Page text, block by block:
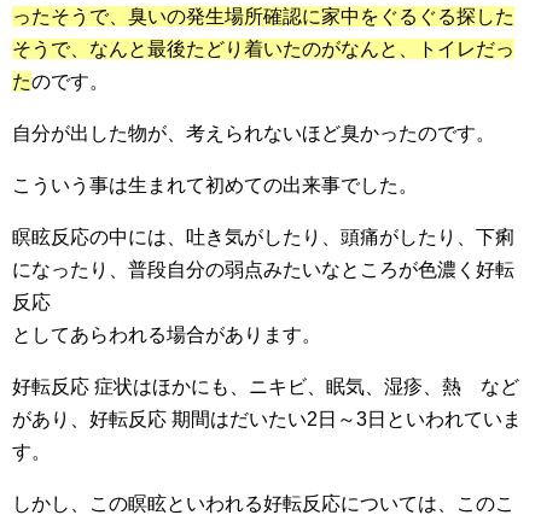
ったそうで、臭いの発生場所確認に家中をぐるぐる探した
そうで、なんと最後たどり着いたのがなんと、トイレだっ
たのです。
自分が出した物が、考えられないほど臭かったのです。
こういう事は生まれて初めての出来事でした。
瞑眩反応の中には、吐き気がしたり、頭痛がしたり、下痢
になったり、普段自分の弱点みたいなところが色濃く好転
反応
としてあらわれる場合があります。
好転反応 症状はほかにも、ニキビ、眠気、湿疹、熱 など
があり、好転反応 期間はだいたい2日～3日といわれていま
す。
しかし、この瞑眩といわれる好転反応については、このこ